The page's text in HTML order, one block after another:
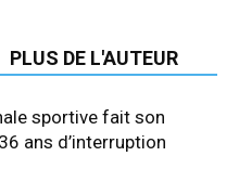
PLUS DE L'AUTEUR
sportive fait son
ans d’interruption